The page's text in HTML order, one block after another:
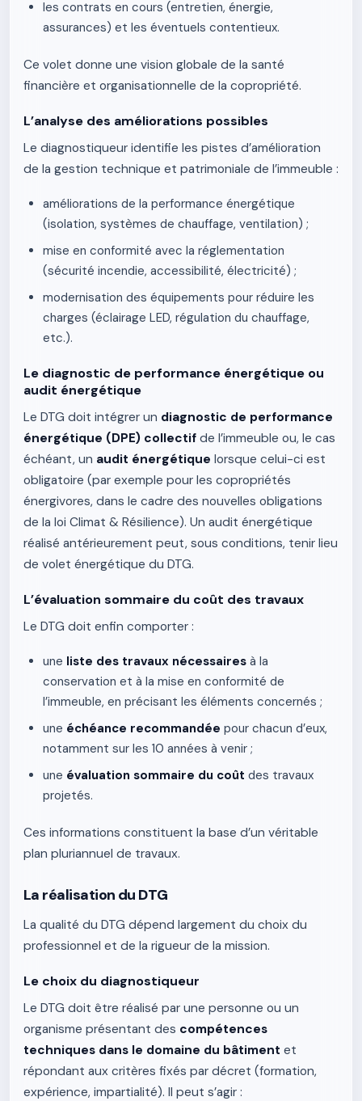
les contrats en cours (entretien, énergie,
assurances) et les éventuels contentieux.
Ce volet donne une vision globale de la santé
financière et organisationnelle de la copropriété.
L’analyse des améliorations possibles
Le diagnostiqueur identifie les pistes d’amélioration
de la gestion technique et patrimoniale de l’immeuble :
améliorations de la performance énergétique
(isolation, systèmes de chauffage, ventilation) ;
mise en conformité avec la réglementation
(sécurité incendie, accessibilité, électricité) ;
modernisation des équipements pour réduire les
charges (éclairage LED, régulation du chauffage,
etc.).
Le diagnostic de performance énergétique ou
audit énergétique
Le DTG doit intégrer un diagnostic de performance
énergétique (DPE) collectif de l’immeuble ou, le cas
échéant, un audit énergétique lorsque celui-ci est
obligatoire (par exemple pour les copropriétés
énergivores, dans le cadre des nouvelles obligations
de la loi Climat & Résilience). Un audit énergétique
réalisé antérieurement peut, sous conditions, tenir lieu
de volet énergétique du DTG.
L’évaluation sommaire du coût des travaux
Le DTG doit enfin comporter :
une liste des travaux nécessaires à la
conservation et à la mise en conformité de
l’immeuble, en précisant les éléments concernés ;
une échéance recommandée pour chacun d’eux,
notamment sur les 10 années à venir ;
une évaluation sommaire du coût des travaux
projetés.
Ces informations constituent la base d’un véritable
plan pluriannuel de travaux.
La réalisation du DTG
La qualité du DTG dépend largement du choix du
professionnel et de la rigueur de la mission.
Le choix du diagnostiqueur
Le DTG doit être réalisé par une personne ou un
organisme présentant des compétences
techniques dans le domaine du bâtiment et
répondant aux critères fixés par décret (formation,
expérience, impartialité). Il peut s’agir :